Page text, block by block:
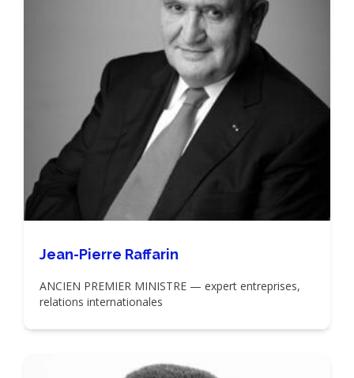
Jean-Pierre Raffarin
ANCIEN PREMIER MINISTRE — expert entreprises,
relations internationales